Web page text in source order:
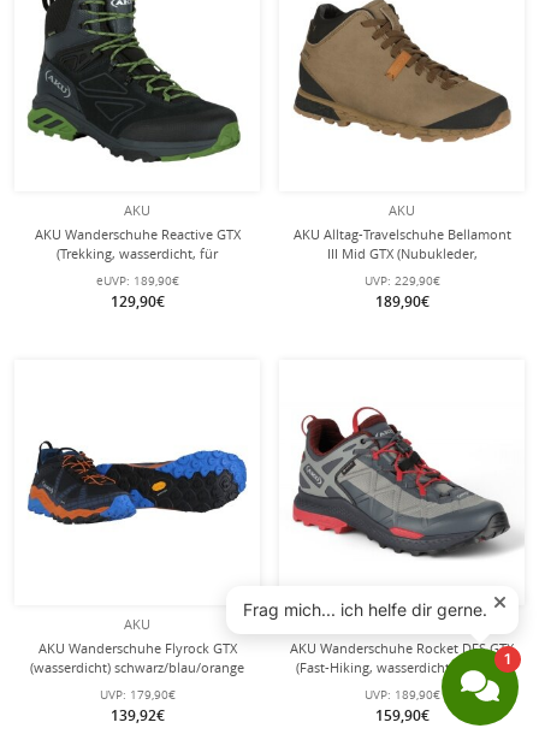
AKU
AKU Wanderschuhe Reactive GTX
(Trekking, wasserdicht, für
Tagestouren) 2024 dunkelgrau/grün
Herren
eUVP: 189,90€
129,90€
AKU
AKU Alltag-Travelschuhe Bellamont
III Mid GTX (Nubukleder,
wasserdicht) beige/braun Herren
UVP: 229,90€
189,90€
AKU
AKU Wanderschuhe Flyrock GTX
(wasserdicht) schwarz/blau/orange
Herren
UVP: 179,90€
139,92€
AKU Wanderschuhe Rocket DFS GTX
(Fast-Hiking, wasserdicht) grau/rot
Herren
UVP: 189,90€
159,90€